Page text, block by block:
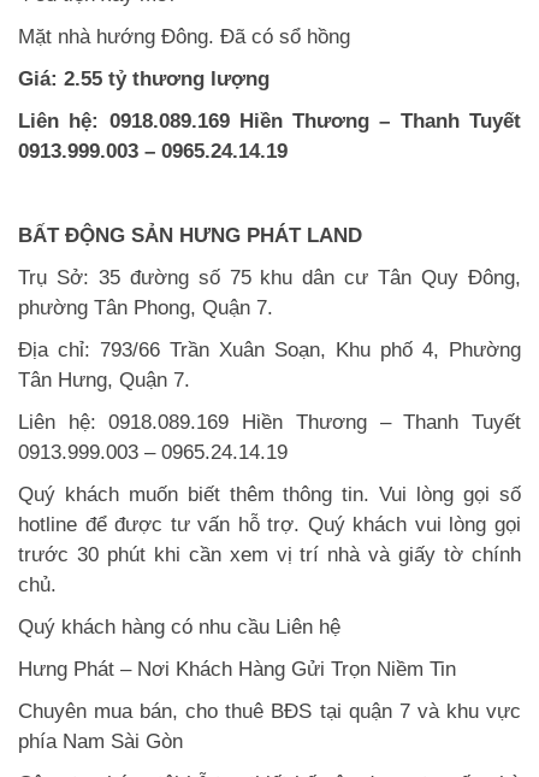
Mặt nhà hướng Đông. Đã có sổ hồng
Giá: 2.55 tỷ thương lượng
Liên hệ: 0918.089.169 Hiền Thương – Thanh Tuyết
0913.999.003 – 0965.24.14.19
BẤT ĐỘNG SẢN HƯNG PHÁT LAND
Trụ Sở: 35 đường số 75 khu dân cư Tân Quy Đông,
phường Tân Phong, Quận 7.
Địa chỉ: 793/66 Trần Xuân Soạn, Khu phố 4, Phường
Tân Hưng, Quận 7.
Liên hệ: 0918.089.169 Hiền Thương – Thanh Tuyết
0913.999.003 – 0965.24.14.19
Quý khách muốn biết thêm thông tin. Vui lòng gọi số
hotline để được tư vấn hỗ trợ. Quý khách vui lòng gọi
trước 30 phút khi cần xem vị trí nhà và giấy tờ chính
chủ.
Quý khách hàng có nhu cầu Liên hệ
Hưng Phát – Nơi Khách Hàng Gửi Trọn Niềm Tin
Chuyên mua bán, cho thuê BĐS tại quận 7 và khu vực
phía Nam Sài Gòn